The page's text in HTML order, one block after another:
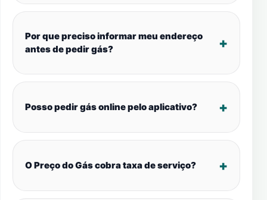
Por que preciso informar meu endereço
antes de pedir gás?
Posso pedir gás online pelo aplicativo?
O Preço do Gás cobra taxa de serviço?